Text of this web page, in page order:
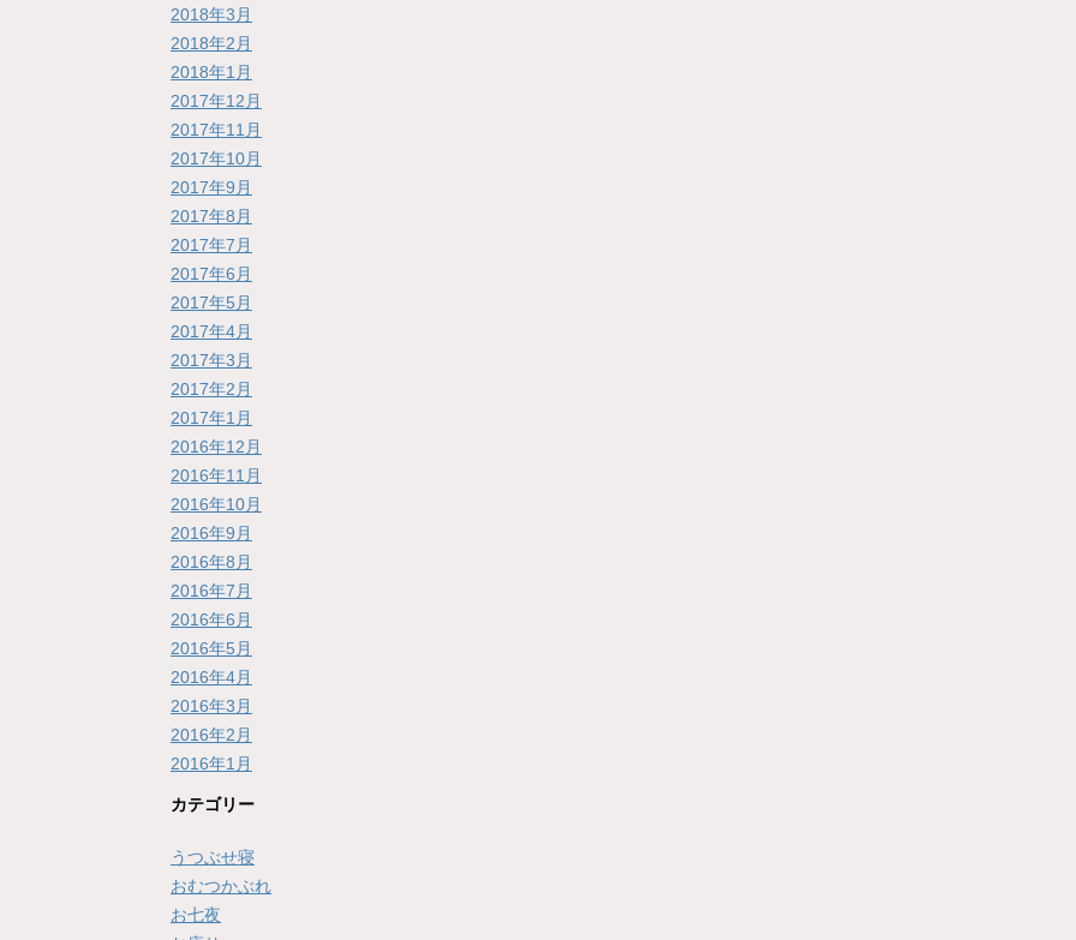
2018年3月
2018年2月
2018年1月
2017年12月
2017年11月
2017年10月
2017年9月
2017年8月
2017年7月
2017年6月
2017年5月
2017年4月
2017年3月
2017年2月
2017年1月
2016年12月
2016年11月
2016年10月
2016年9月
2016年8月
2016年7月
2016年6月
2016年5月
2016年4月
2016年3月
2016年2月
2016年1月
カテゴリー
うつぶせ寝
おむつかぶれ
お七夜